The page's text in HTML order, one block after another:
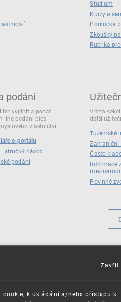
Studium
Kurzy a
Pomůcka
Zkoušky
Rubrika
podání
lze vyplnit a podat
podání přes
vlastnictví
e-portálu
stručný návod
podání
V této
další
Tuzemské
Zahraniční
Často
Informace
Povinně
KALENDÁŘ
k ukládání a/nebo přístupu k
Zavřít